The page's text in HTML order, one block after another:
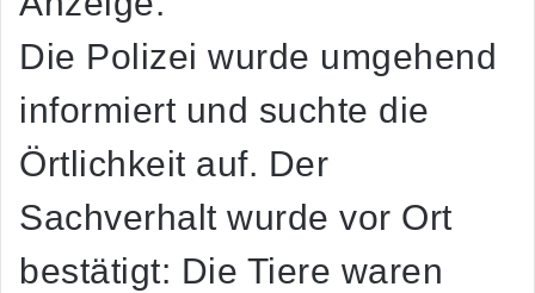
Die Polizei wurde umgehend
informiert und suchte die
Örtlichkeit auf. Der
Sachverhalt wurde vor Ort
bestätigt: Die Tiere waren